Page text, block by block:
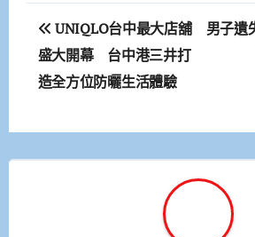
文
章
導
覽
UNIQLO台中最大店舖
盛大開幕 台中港三井打
造全方位防曬生活體驗
男子